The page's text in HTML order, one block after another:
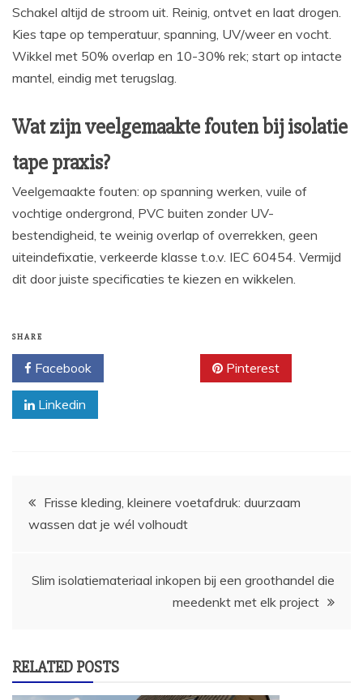
Schakel altijd de stroom uit. Reinig, ontvet en laat drogen.
Kies tape op temperatuur, spanning, UV/weer en vocht.
Wikkel met 50% overlap en 10-30% rek; start op intacte
mantel, eindig met terugslag.
Wat zijn veelgemaakte fouten bij isolatie
tape praxis?
Veelgemaakte fouten: op spanning werken, vuile of
vochtige ondergrond, PVC buiten zonder UV-
bestendigheid, te weinig overlap of overrekken, geen
uiteindefixatie, verkeerde klasse t.o.v. IEC 60454. Vermijd
dit door juiste specificaties te kiezen en wikkelen.
SHARE
Facebook Pinterest
Linkedin
Post
navigation
Frisse kleding, kleinere voetafdruk: duurzaam
wassen dat je wél volhoudt
Slim isolatiemateriaal inkopen bij een groothandel die
meedenkt met elk project
RELATED POSTS